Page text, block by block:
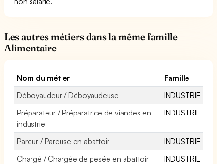
Les autres métiers dans la même famille
Alimentaire
Nom du métier
Famille
Déboyaudeur / Déboyaudeuse
INDUSTRIE
Préparateur / Préparatrice de viandes en
industrie
INDUSTRIE
Pareur / Pareuse en abattoir
INDUSTRIE
Chargé / Chargée de pesée en abattoir
INDUSTRIE